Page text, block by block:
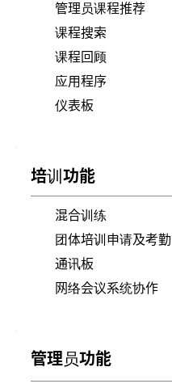
管理员课程推荐
课程搜索
课程回顾
应用程序
仪表板
培训功能
混合训练
团体培训申请及考
通讯板
网络会议系统协作
管理员功能